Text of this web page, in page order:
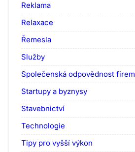
Reklama
Relaxace
Řemesla
Služby
Společenská odpovědnost firem
Startupy a byznysy
Stavebnictví
Technologie
Tipy pro vyšší výkon